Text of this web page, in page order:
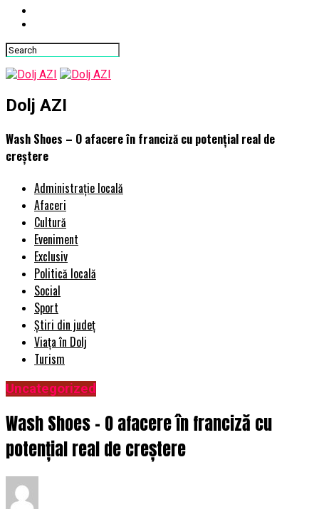
Dolj AZI
Wash Shoes – O afacere în franciză cu potențial real de
creștere
Administrație locală
Afaceri
Cultură
Eveniment
Exclusiv
Politică locală
Social
Sport
Știri din județ
Viața în Dolj
Turism
Uncategorized
Wash Shoes – O afacere în franciză cu
potențial real de creștere